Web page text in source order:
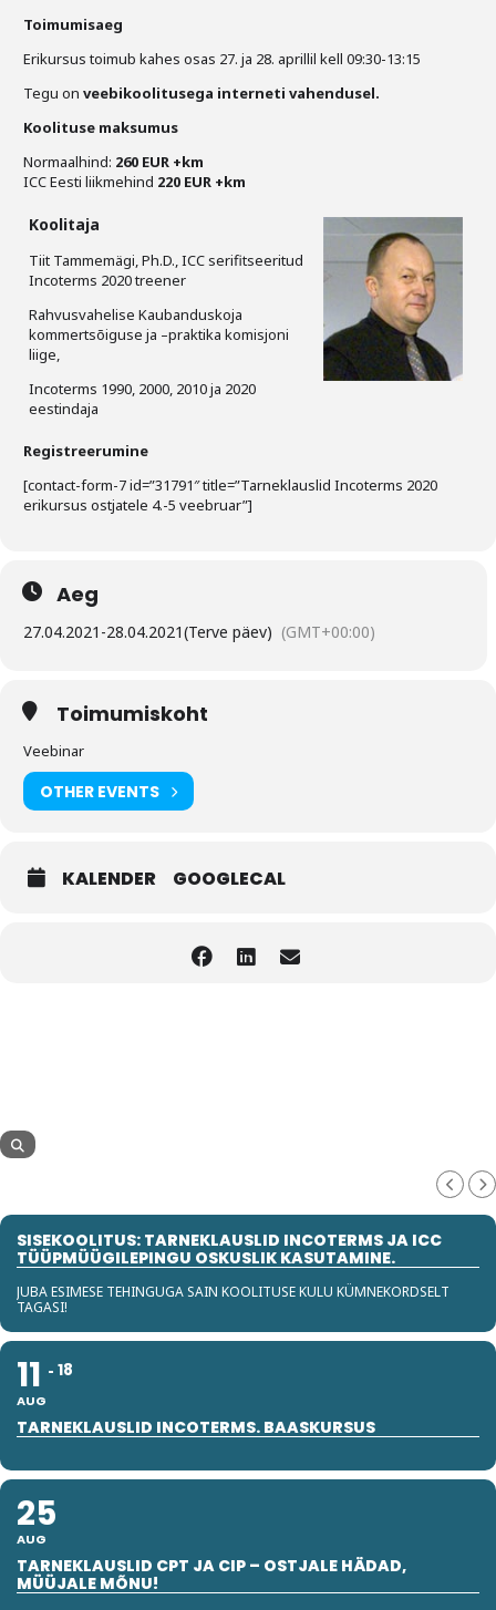
Toimumisaeg
Erikursus toimub kahes osas 27. ja 28. aprillil kell 09:30-13:15
Tegu on veebikoolitusega interneti vahendusel.
Koolituse maksumus
Normaalhind: 260 EUR +km
ICC Eesti liikmehind 220 EUR +km
Koolitaja
Tiit Tammemägi, Ph.D., ICC serifitseeritud
Incoterms 2020 treener
Rahvusvahelise Kaubanduskoja
kommertsõiguse ja –praktika komisjoni
liige,
Incoterms 1990, 2000, 2010 ja 2020
eestindaja
Registreerumine
[contact-form-7 id=”31791″ title=”Tarneklauslid Incoterms 2020
erikursus ostjatele 4.-5 veebruar”]
Aeg
27.04.2021 -28.04.2021(Terve päev) (GMT+00:00)
Toimumiskoht
Veebinar
OTHER EVENTS
KALENDER GOOGLECAL
SISEKOOLITUS: TARNEKLAUSLID INCOTERMS JA ICC
TÜÜPMÜÜGILEPINGU OSKUSLIK KASUTAMINE.
JUBA ESIMESE TEHINGUGA SAIN KOOLITUSE KULU KÜMNEKORDSELT
TAGASI!
11
AUG
18
TARNEKLAUSLID INCOTERMS. BAASKURSUS
25
AUG
TARNEKLAUSLID CPT JA CIP – OSTJALE HÄDAD,
MÜÜJALE MÕNU!